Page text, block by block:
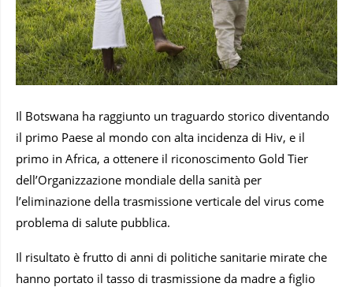
Il Botswana ha raggiunto un traguardo storico diventando
il primo Paese al mondo con alta incidenza di Hiv, e il
primo in Africa, a ottenere il riconoscimento Gold Tier
dell’Organizzazione mondiale della sanità per
l’eliminazione della trasmissione verticale del virus come
problema di salute pubblica.
Il risultato è frutto di anni di politiche sanitarie mirate che
hanno portato il tasso di trasmissione da madre a figlio